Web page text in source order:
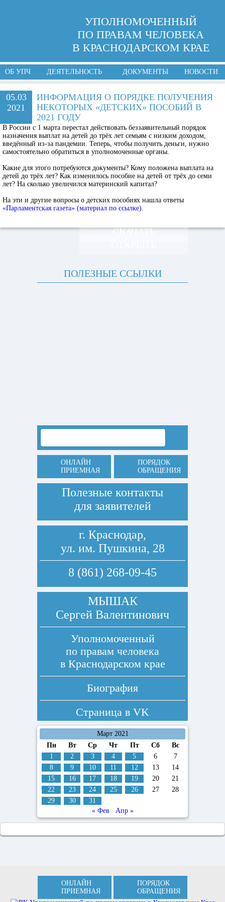
УПОЛНОМОЧЕННЫЙ
ПО ПРАВАМ ЧЕЛОВЕКА
В КРАСНОДАРСКОМ КРАЕ
ОБ УПЧ ДЕЯТЕЛЬНОСТЬ ДОКУМЕНТЫ НОВОСТИ
05.03
2021
ИНФОРМАЦИЯ О ПОРЯДКЕ ПОЛУЧЕНИЯ
НЕКОТОРЫХ «ДЕТСКИХ» ПОСОБИЙ В
2021 ГОДУ
В России с 1 марта перестал действовать беззаявительный порядок
назначения выплат на детей до трёх лет семьям с низким доходом,
введённый из-за пандемии. Теперь, чтобы получить деньги, нужно
самостоятельно обратиться в уполномоченные органы.
Какие для этого потребуются документы? Кому положена выплата на
детей до трёх лет? Как изменилось пособие на детей от трёх до семи
лет? На сколько увеличился материнский капитал?
На эти и другие вопросы о детских пособиях нашла ответы
«Парламентская газета» (материал по ссылке).
СКАЧАТЬ
ПОЛЕЗНЫЕ ССЫЛКИ
ОНЛАЙН
ПРИЕМНАЯ
ПОРЯДОК
ОБРАЩЕНИЯ
Полезные контакты
для заявителей
г. Краснодар,
ул. им. Пушкина, 28
8 (861) 268-09-45
МЫШАК
Сергей Валентинович
Уполномоченный
по правам человека
в Краснодарском крае
Биография
Страница в VK
Март 2021
Пн
Вт Ср Чт Пт Сб
Вс
1
2 3 4 5 6
7
8
9 10 11 12 13
14
15
16 17 18 19 20
21
22
23 24 25 26 27
28
29
30
31
« Фев
Апр »
ОНЛАЙН
ПРИЕМНАЯ
ПОРЯДОК
ОБРАЩЕНИЯ